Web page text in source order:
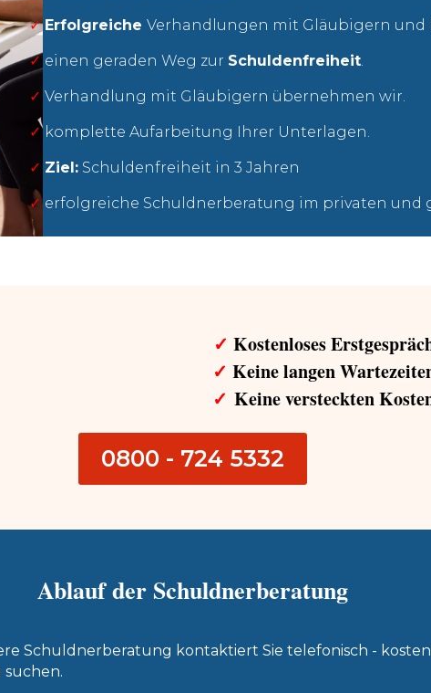
​✓ ErfolgreicheVerhandlungen mit Gläubigern und
✓ einen geraden Weg zur Schuldenfreiheit.
✓Verhandlung mit Gläubigern übernehmen wir.
✓ komplette Aufarbeitung Ihrer Unterlagen.
​✓ Ziel: Schuldenfreiheit in 3 Jahren
✓erfolgreiche Schuldnerberatung im privaten und
✓ Kostenloses
✓ Keine langen
✓ Keine versteckten
0800 - 724 5332
Ablauf der Schuldnerberatung
Schuldnerberatung kontaktiert Sie telefonisch -
suchen.